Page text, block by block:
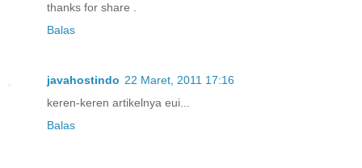
thanks for share .
Balas
javahostindo 22 Maret, 2011 17:16
keren-keren artikelnya eui...
Balas